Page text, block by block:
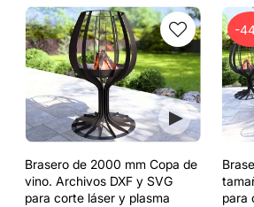
Brasero de 2000 mm Copa de
vino. Archivos DXF y SVG
para corte láser y plasma
-
para